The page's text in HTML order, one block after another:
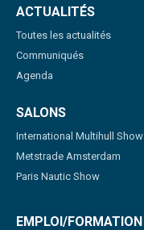
ACTUALITÉS
Toutes les actualités
Communiqués
Agenda
SALONS
International Multihull Show
Metstrade Amsterdam
Paris Nautic Show
EMPLOI/FORMATION